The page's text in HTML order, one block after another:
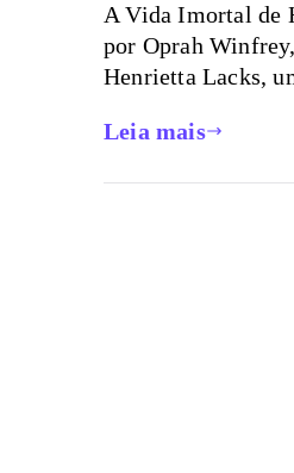
A Vida Imortal de
por Oprah
Henrietta Lacks,
Leia mais